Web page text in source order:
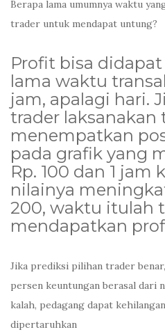
Berapa lama umumnya waktu
trader untuk mendapat untung?
Profit bisa
lama waktu
jam, apalagi hari.
trader laksanakan
menempatkan
pada grafik yang
Rp. 100 dan 1 jam
nilainya
200, waktu itulah
mendapatkan
Jika prediksi pilihan trader
persen keuntungan berasal dari
kalah, pedagang dapat
dipertaruhkan